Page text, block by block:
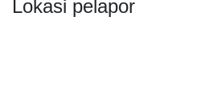
Lokasi pelapor